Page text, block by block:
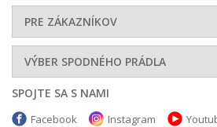
PRE ZÁKAZNÍKOV
VÝBER SPODNÉHO PRÁDLA
SPOJTE SA S NAMI
Facebook Instagram